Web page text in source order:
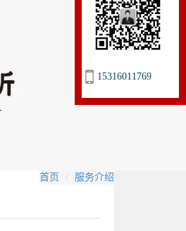
首页 服务介绍
15316011769